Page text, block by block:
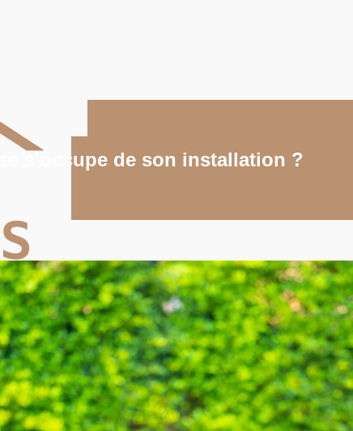
s’occupe de son installation ?